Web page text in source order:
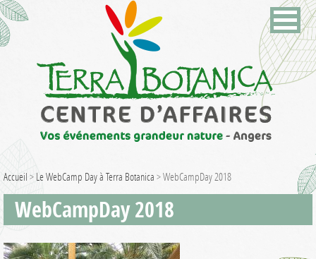
Accueil > Le WebCamp Day à Terra Botanica >WebCampDay 2018
WebCampDay 2018